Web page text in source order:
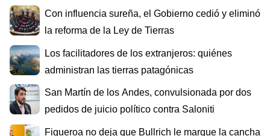
Con influencia sureña, el Gobierno cedió y eliminó
la reforma de la Ley de Tierras
Los facilitadores de los extranjeros: quiénes
administran las tierras patagónicas
San Martín de los Andes, convulsionada por dos
pedidos de juicio político contra Saloniti
Figueroa no deja que Bullrich le marque la cancha